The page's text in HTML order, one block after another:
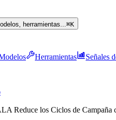
herramientas...⌘K
Herramientas Señales
Reduce los Ciclos de Campaña